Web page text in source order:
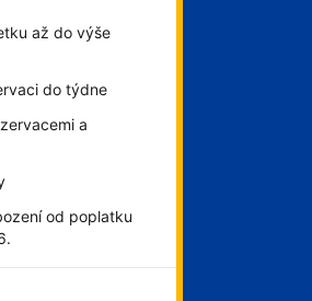
až do výše
do týdne
a
od poplatku